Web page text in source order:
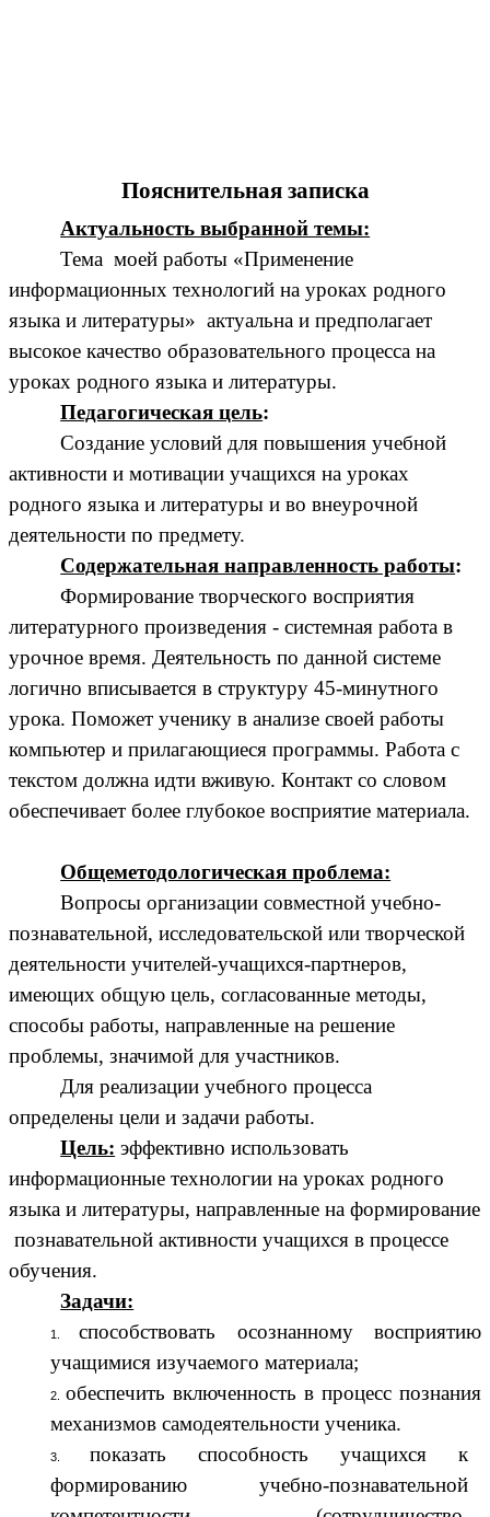
Пояснительная записка
Актуальность выбранной темы:
Тема моей работы «Применение
информационных технологий на уроках родного
языка и литературы» актуальна и предполагает
высокое качество образовательного процесса на
уроках родного языка и литературы.
Педагогическая цель:
Создание условий для повышения учебной
активности и мотивации учащихся на уроках
родного языка и литературы и во внеурочной
деятельности по предмету.
Содержательная направленность работы:
Формирование творческого восприятия
литературного произведения - системная работа в
урочное время. Деятельность по данной системе
логично вписывается в структуру 45-минутного
урока. Поможет ученику в анализе своей работы
компьютер и прилагающиеся программы. Работа с
текстом должна идти вживую. Контакт со словом
обеспечивает более глубокое восприятие материала.
Общеметодологическая проблема:
Вопросы организации совместной учебно-
познавательной, исследовательской или творческой
деятельности учителей-учащихся-партнеров,
имеющих общую цель, согласованные методы,
способы работы, направленные на решение
проблемы, значимой для участников.
Для реализации учебного процесса
определены цели и задачи работы.
Цель: эффективно использовать
информационные технологии на уроках родного
языка и литературы, направленные на формирование
познавательной активности учащихся в процессе
обучения.
Задачи:
способствовать осознанному восприятию
учащимися изучаемого материала;
обеспечить включенность в процесс познания
механизмов самодеятельности ученика.
показать способность учащихся к
формированию учебно-познавательной